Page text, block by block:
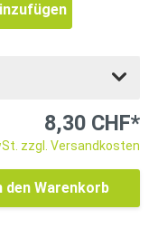
8,30 CHF*
zzgl. Versandkosten
den Warenkorb